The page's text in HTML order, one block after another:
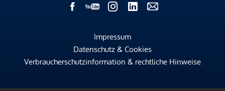
Impressum
Datenschutz & Cookies
Verbraucherschutzinformation & rechtliche Hinweise